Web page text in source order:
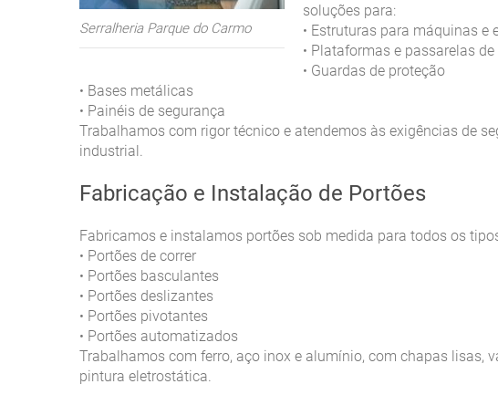
Serralheria Parque do Carmo
soluções para:
• Estruturas para máquinas e
• Plataformas e passarelas de
• Guardas de proteção
• Bases metálicas
• Painéis de segurança
Trabalhamos com rigor técnico e atendemos às exigências de
industrial.
Fabricação e Instalação de Portões
Fabricamos e instalamos portões sob medida para todos os
• Portões de correr
• Portões basculantes
• Portões deslizantes
• Portões pivotantes
• Portões automatizados
Trabalhamos com ferro, aço inox e alumínio, com chapas lisas,
pintura eletrostática.